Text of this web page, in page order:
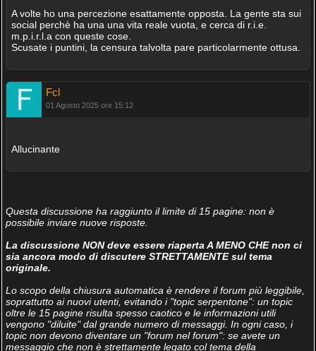
A volte ho una percezione esattamente opposta. La gente sta sui
social perchè ha una una vita reale vuota, e cerca di r.i.e.
m.p.i.r.l.a con queste cose.
Scusate i puntini, la censura talvolta pare particolarmente ottusa.
Fcl
01 Agosto 2025 ore 15:12
Allucinante
Questa discussione ha raggiunto il limite di 15 pagine: non è
possibile inviare nuove risposte.
La discussione NON deve essere riaperta A MENO CHE non ci
sia ancora modo di discutere STRETTAMENTE sul tema
originale.
Lo scopo della chiusura automatica è rendere il forum più leggibile,
soprattutto ai nuovi utenti, evitando i "topic serpentone": un topic
oltre le 15 pagine risulta spesso caotico e le informazioni utili
vengono "diluite" dal grande numero di messaggi. In ogni caso, i
topic non devono diventare un "forum nel forum": se avete un
messaggio che non è strettamente legato col tema della